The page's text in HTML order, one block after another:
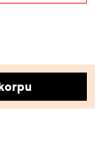
trenutno nije
opcija trenutno
željenu